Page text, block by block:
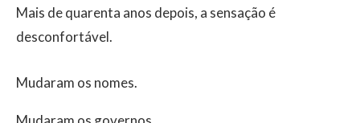
Mais de quarenta anos depois, a sensação é
desconfortável.
Mudaram os nomes.